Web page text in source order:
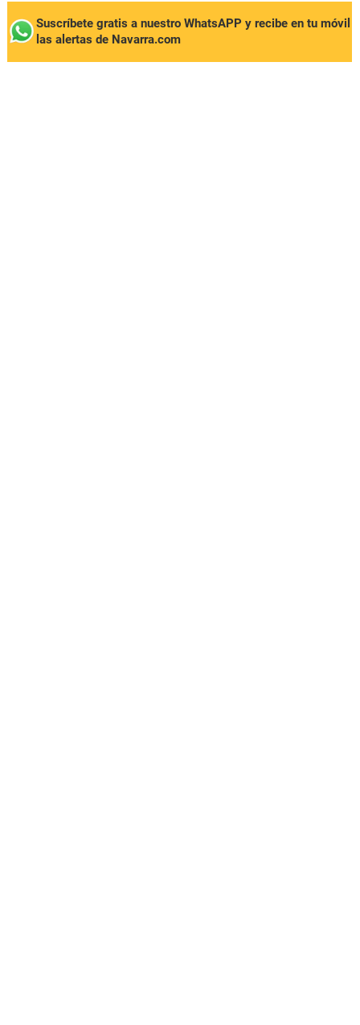
Suscríbete gratis a nuestro WhatsAPP y recibe en tu móvil
las alertas de Navarra.com